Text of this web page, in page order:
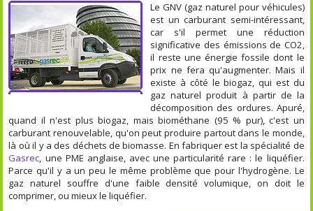
Le GNV (gaz naturel pour véhicules)
est un carburant semi-intéressant,
car s'il permet une réduction
significative des émissions de CO2,
il reste une énergie fossile dont le
prix ne fera qu'augmenter. Mais il
existe à côté le biogaz, qui est du
gaz naturel produit à partir de la
décomposition des ordures. Apuré,
quand il n'est plus biogaz, mais biométhane (95 % pur), c'est un
carburant renouvelable, qu'on peut produire partout dans le monde,
là où il y a des déchets de biomasse. En fabriquer est la spécialité de
Gasrec, une PME anglaise, avec une particularité rare : le liquéfier.
Parce qu'il y a un peu le même problème que pour l'hydrogène. Le
gaz naturel souffre d'une faible densité volumique, on doit le
comprimer, ou mieux le liquéfier.